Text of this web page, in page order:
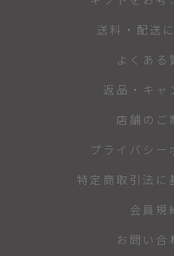
送料・配送
よくある
返品・キャ
店舗のご
プライバシー
特定商取引法に
会員規
お問い合